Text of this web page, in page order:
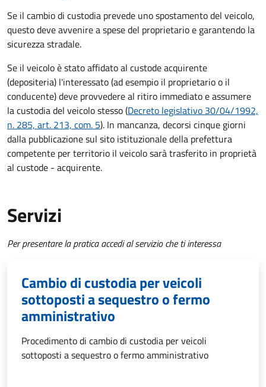
Se il cambio di custodia prevede uno spostamento del veicolo,
questo deve avvenire a spese del proprietario e garantendo la
sicurezza stradale.
Se il veicolo è stato affidato al custode acquirente
(depositeria) l'interessato (ad esempio il proprietario o il
conducente) deve provvedere al ritiro immediato e assumere
la custodia del veicolo stesso (Decreto legislativo 30/04/1992,
n. 285, art. 213, com. 5). In mancanza, decorsi cinque giorni
dalla pubblicazione sul sito istituzionale della prefettura
competente per territorio il veicolo sarà trasferito in proprietà
al custode - acquirente.
Servizi
Per presentare la pratica accedi al servizio che ti interessa
Cambio di custodia per veicoli
sottoposti a sequestro o fermo
amministrativo
Procedimento di cambio di custodia per veicoli
sottoposti a sequestro o fermo amministrativo